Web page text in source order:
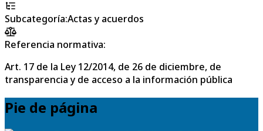
Subcategoría:Actas y acuerdos
Referencia normativa:
Art. 17 de la Ley 12/2014, de 26 de diciembre, de
transparencia y de acceso a la información pública
Pie de página